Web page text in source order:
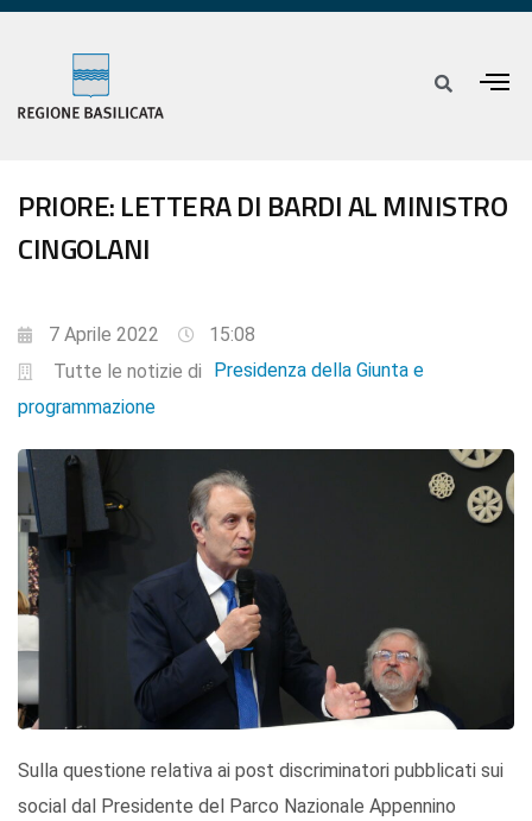
PRIORE: LETTERA DI BARDI AL MINISTRO
CINGOLANI
7 Aprile 2022
15:08
Tutte le notizie di
Presidenza della Giunta e
programmazione
Sulla questione relativa ai post discriminatori pubblicati sui
social dal Presidente del Parco Nazionale Appennino